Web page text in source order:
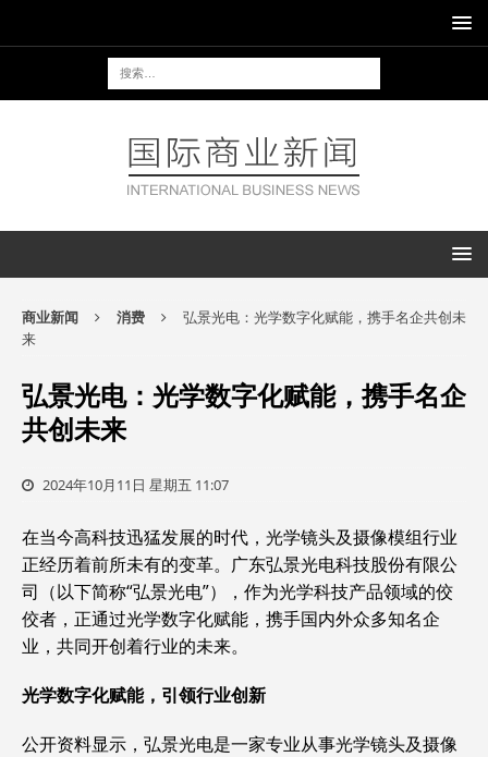
商业新闻 消费
弘景光电：光学数字化赋能，携手名企共创未
来
弘景光电：光学数字化赋能，携手名企
共创未来
2024年10月11日 星期五 11:07
在当今高科技迅猛发展的时代，光学镜头及摄像模组行业
正经历着前所未有的变革。广东弘景光电科技股份有限公
司（以下简称“弘景光电”），作为光学科技产品领域的佼
佼者，正通过光学数字化赋能，携手国内外众多知名企
业，共同开创着行业的未来。
光学数字化赋能，引领行业创新
公开资料显示，弘景光电是一家专业从事光学镜头及摄像